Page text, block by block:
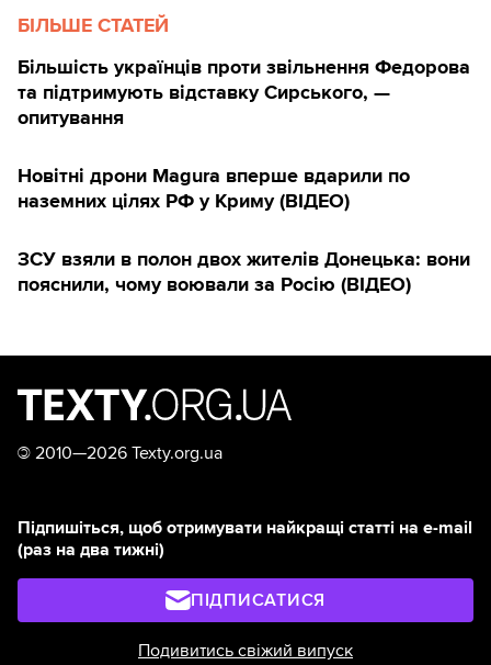
БІЛЬШЕ СТАТЕЙ
Більшість українців проти звільнення Федорова
та підтримують відставку Сирського, —
опитування
Новітні дрони Magura вперше вдарили по
наземних цілях РФ у Криму (ВІДЕО)
ЗСУ взяли в полон двох жителів Донецька: вони
пояснили, чому воювали за Росію (ВІДЕО)
© 2010—2026 Texty.org.ua
Підпишіться, щоб отримувати найкращі статті на e-mail
(раз на два тижні)
ПІДПИСАТИСЯ
Подивитись свіжий випуск